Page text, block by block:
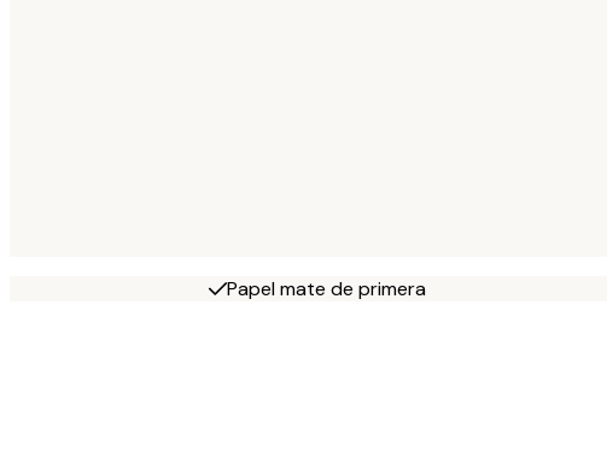
Papel mate de primera